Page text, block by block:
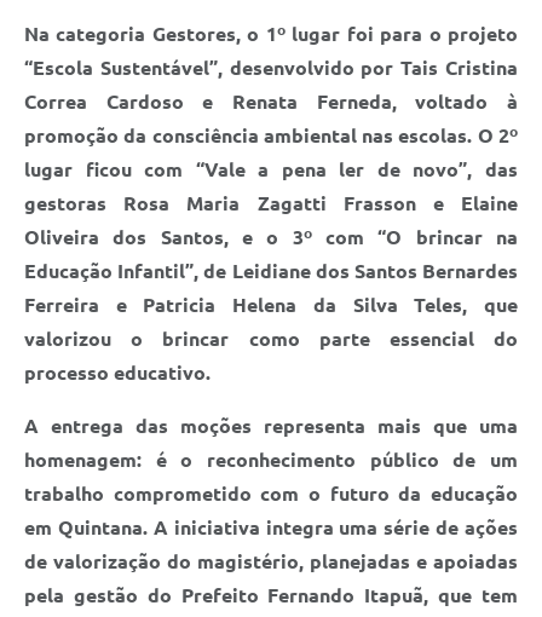
Na categoria Gestores, o 1º lugar foi para o projeto
“Escola Sustentável”, desenvolvido por Tais Cristina
Correa Cardoso e Renata Ferneda, voltado à
promoção da consciência ambiental nas escolas. O 2º
lugar ficou com “Vale a pena ler de novo”, das
gestoras Rosa Maria Zagatti Frasson e Elaine
Oliveira dos Santos, e o 3º com “O brincar na
Educação Infantil”, de Leidiane dos Santos Bernardes
Ferreira e Patricia Helena da Silva Teles, que
valorizou o brincar como parte essencial do
processo educativo.
A entrega das moções representa mais que uma
homenagem: é o reconhecimento público de um
trabalho comprometido com o futuro da educação
em Quintana. A iniciativa integra uma série de ações
de valorização do magistério, planejadas e apoiadas
pela gestão do Prefeito Fernando Itapuã, que tem